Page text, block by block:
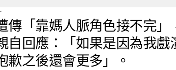
傳「靠媽人脈角色接不完」
自回應：「如果是因為我戲
歉之後還會更多」。